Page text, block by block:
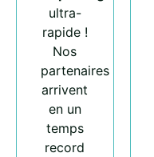
ultra-
rapide !
Nos
partenaires
arrivent
en un
temps
record